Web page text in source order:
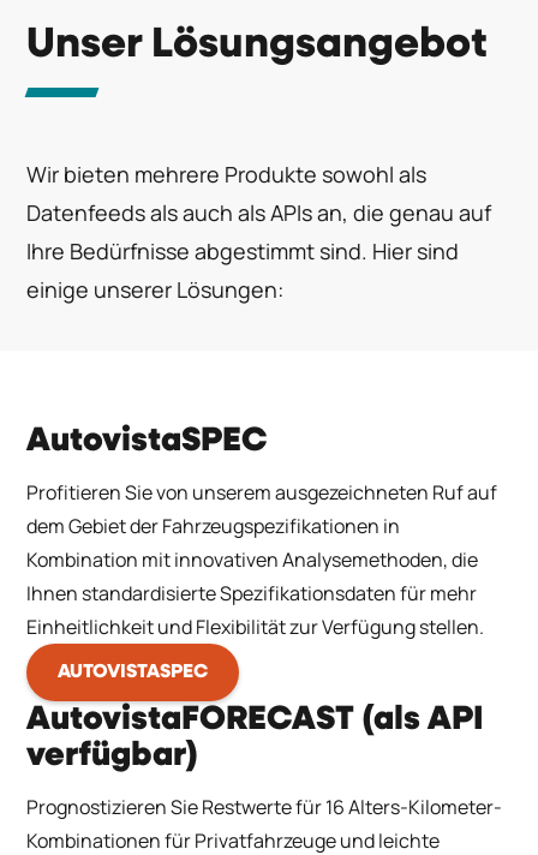
Unser Lösungsangebot
Wir bieten mehrere Produkte sowohl als
Datenfeeds als auch als APIs an, die genau auf
Ihre Bedürfnisse abgestimmt sind. Hier sind
einige unserer Lösungen:
AutovistaSPEC
Profitieren Sie von unserem ausgezeichneten Ruf auf
dem Gebiet der Fahrzeugspezifikationen in
Kombination mit innovativen Analysemethoden, die
Ihnen standardisierte Spezifikationsdaten für mehr
Einheitlichkeit und Flexibilität zur Verfügung stellen.
AUTOVISTASPEC
AutovistaFORECAST (als API
verfügbar)
Prognostizieren Sie Restwerte für 16 Alters-Kilometer-
Kombinationen für Privatfahrzeuge und leichte